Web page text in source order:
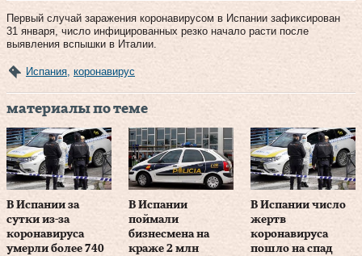
Первый случай заражения коронавирусом в Испании зафиксирован
31 января, число инфицированных резко начало расти после
выявления вспышки в Италии.
Испания коронавирус
материалы по теме
В Испании за
сутки из-за
коронавируса
умерли более 740
В Испании
поймали
бизнесмена на
краже 2 млн
В Испании число
жертв
коронавируса
пошло на спад